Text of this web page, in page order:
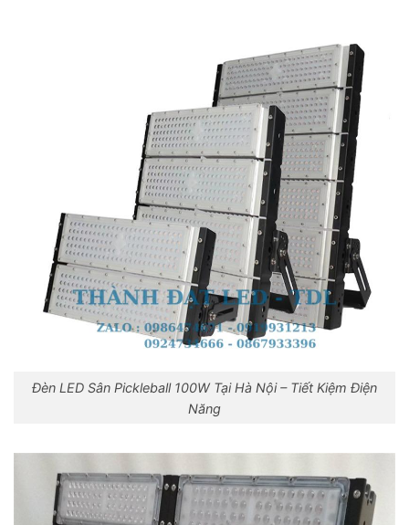
Đèn LED Sân Pickleball 100W Tại Hà Nội – Tiết Kiệm Điện
Năng